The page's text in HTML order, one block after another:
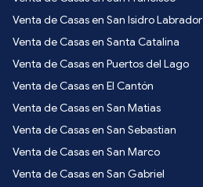
Venta de Casas en San Isidro Labrador
Venta de Casas en Santa Catalina
Venta de Casas en Puertos del Lago
Venta de Casas en El Cantón
Venta de Casas en San Matias
Venta de Casas en San Sebastian
Venta de Casas en San Marco
Venta de Casas en San Gabriel